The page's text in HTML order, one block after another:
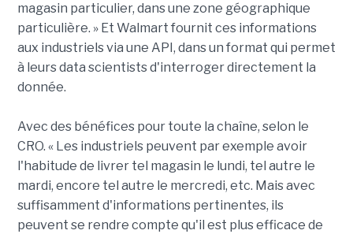
magasin particulier, dans une zone géographique
particulière. » Et Walmart fournit ces informations
aux industriels via une API, dans un format qui permet
à leurs data scientists d'interroger directement la
donnée.
Avec des bénéfices pour toute la chaîne, selon le
CRO. « Les industriels peuvent par exemple avoir
l'habitude de livrer tel magasin le lundi, tel autre le
mardi, encore tel autre le mercredi, etc. Mais avec
suffisamment d'informations pertinentes, ils
peuvent se rendre compte qu'il est plus efficace de